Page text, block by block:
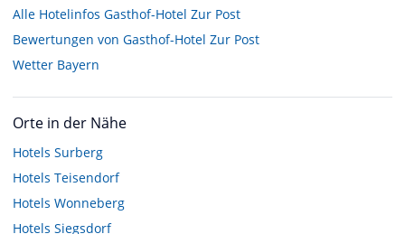
Alle Hotelinfos Gasthof-Hotel Zur Post
Bewertungen von Gasthof-Hotel Zur Post
Wetter Bayern
Orte in der Nähe
Hotels Surberg
Hotels Teisendorf
Hotels Wonneberg
Hotels Siegsdorf